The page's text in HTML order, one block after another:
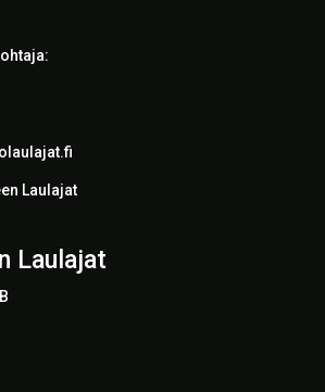
Laulajat
Laulajat